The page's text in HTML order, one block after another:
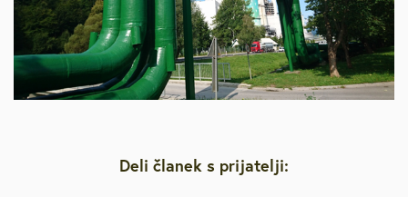
Deli članek s prijatelji: